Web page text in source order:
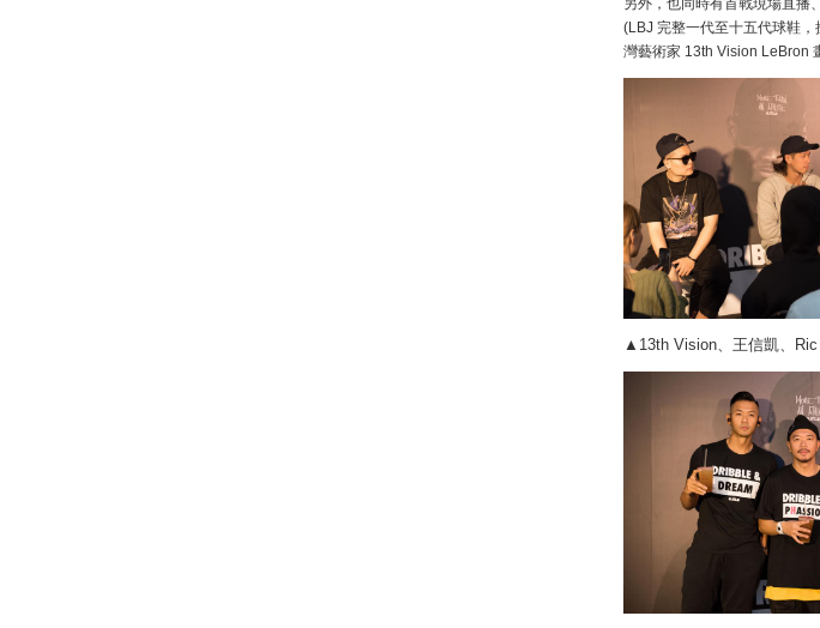
另外，也同時有首戰現場直播
(LBJ 完整一代至十五代球鞋
灣藝術家 13th Vision LeBron
▲13th Vision、王信凱、Ric